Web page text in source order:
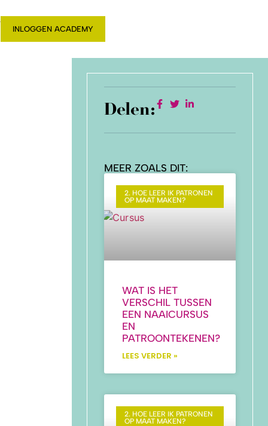
INLOGGEN ACADEMY
Delen:
MEER ZOALS DIT:
2. HOE LEER IK PATRONEN
OP MAAT MAKEN?
WAT IS HET
VERSCHIL TUSSEN
EEN NAAICURSUS
EN
PATROONTEKENEN?
LEES VERDER »
2. HOE LEER IK PATRONEN
OP MAAT MAKEN?